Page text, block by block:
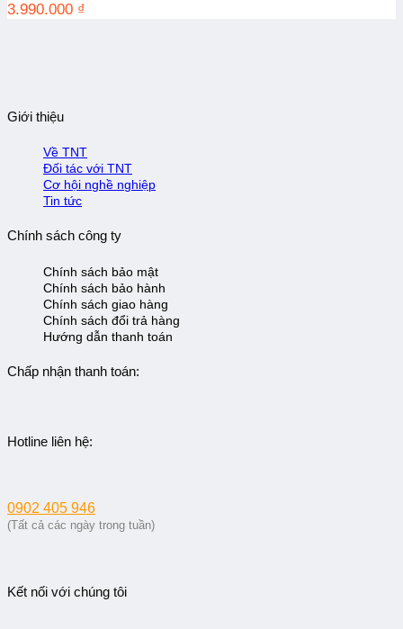
3.990.000 ₫
Giới thiệu
Về TNT
Đối tác với TNT
Cơ hội nghề nghiệp
Tin tức
Chính sách công ty
Chính sách bảo mật
Chính sách bảo hành
Chính sách giao hàng
Chính sách đổi trả hàng
Hướng dẫn thanh toán
Chấp nhận thanh toán:
Hotline liên hệ:
0902 405 946
(Tất cả các ngày trong tuần)
Kết nối với chúng tôi